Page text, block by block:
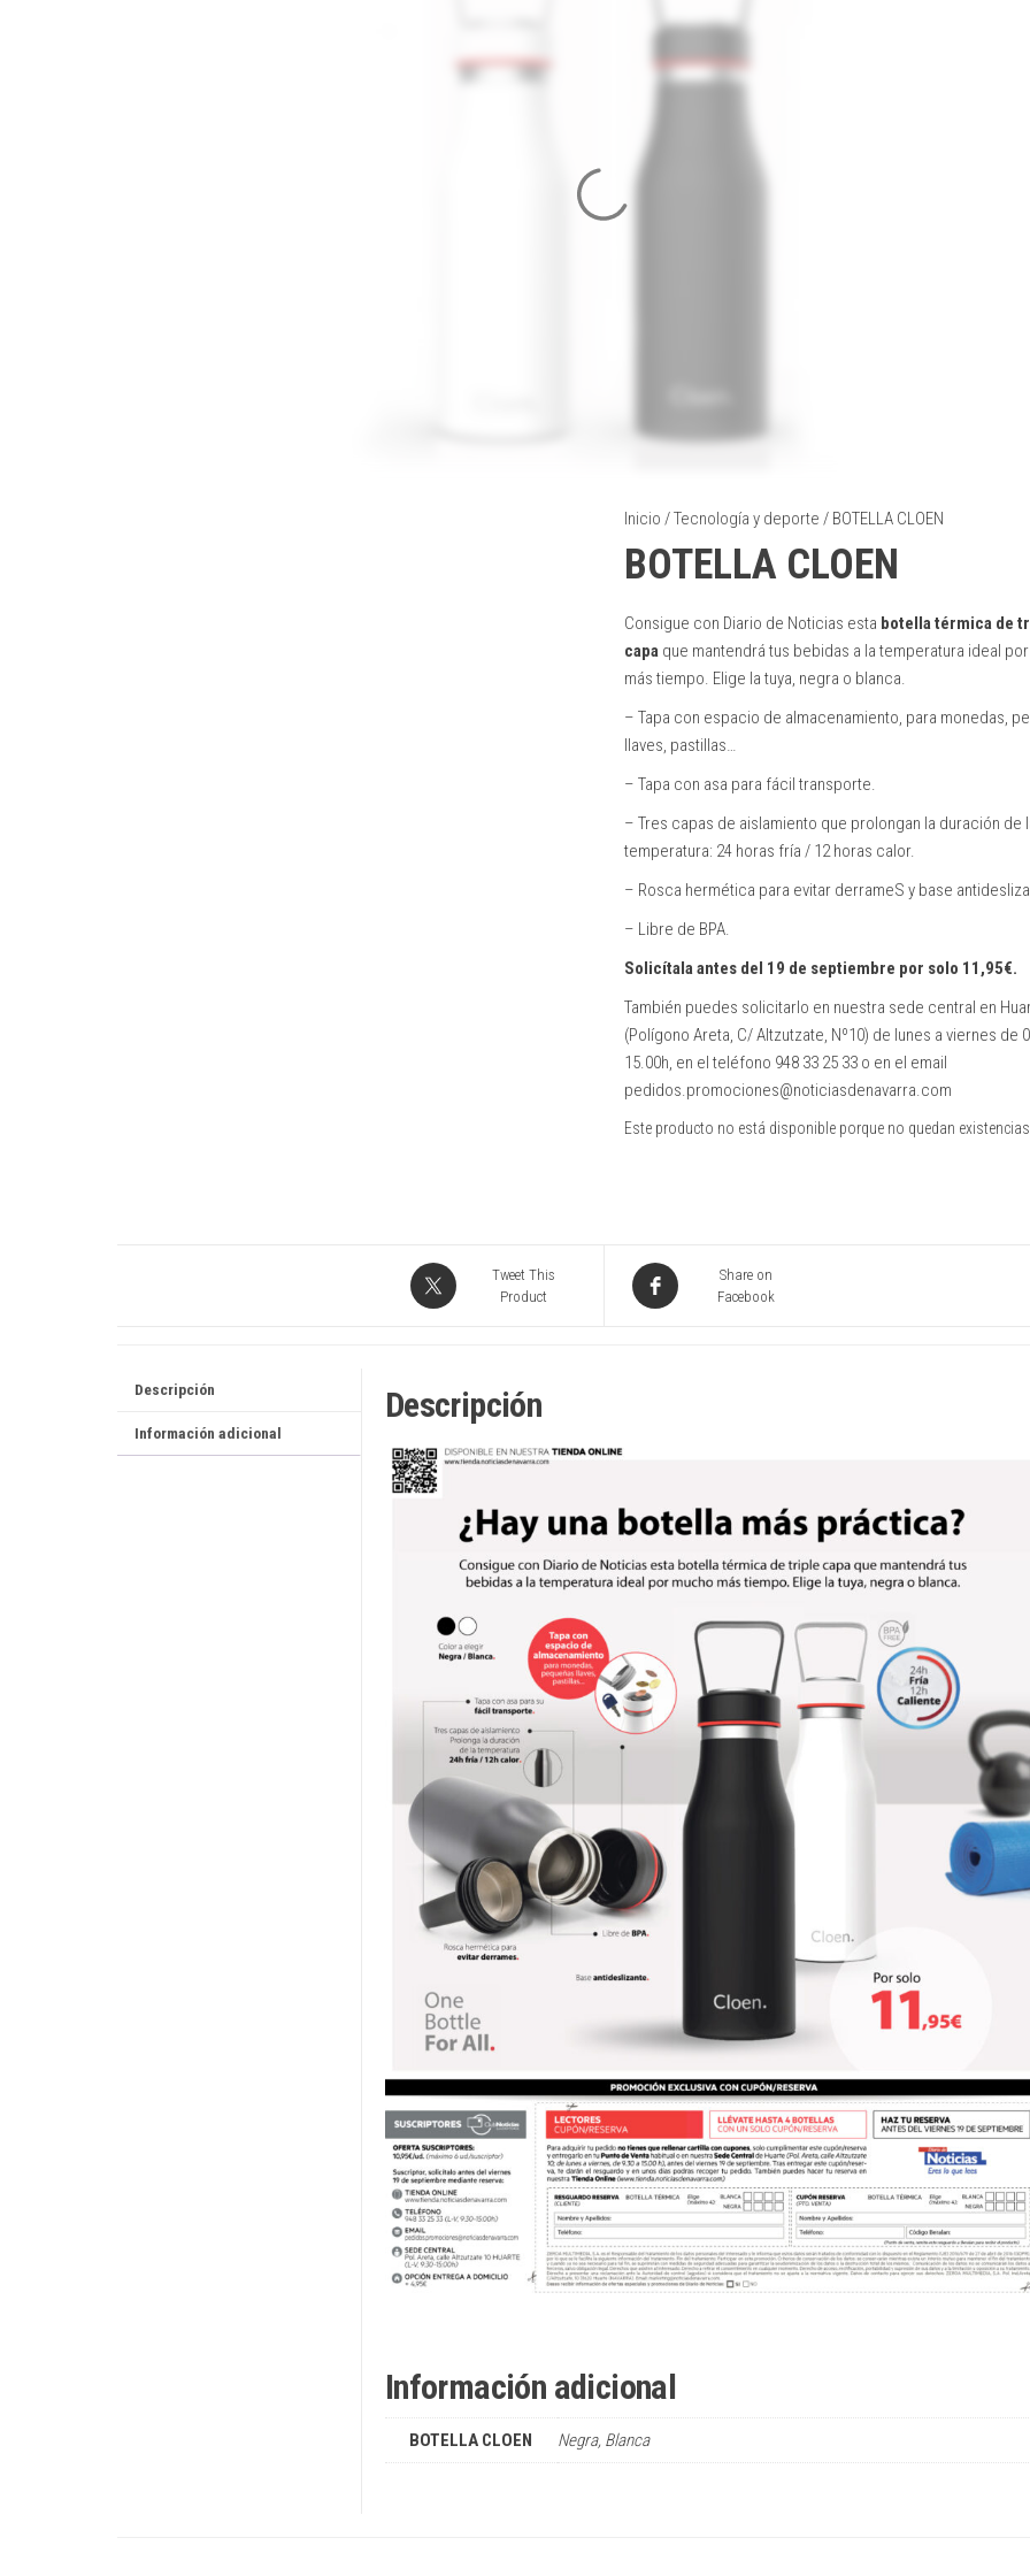
Inicio /Tecnología y deporte / BOTELLA CLOEN
BOTELLA CLOEN
Consigue con Diario de Noticias esta botella térmica de
capaque mantendrá tus bebidas a la temperatura ideal
más tiempo. Elige la tuya, negra o blanca.
– Tapa con espacio de almacenamiento, para monedas,
llaves, pastillas…
– Tapa con asa para fácil transporte.
– Tres capas de aislamiento que prolongan la duración de
temperatura: 24 horas fría / 12 horas calor.
– Rosca hermética para evitar derrameS y base
– Libre de BPA.
Solicítala antes del 19 de septiembre por solo 11,95€.
También puedes solicitarlo en nuestra sede central en
(Polígono Areta, C/ Altzutzate, Nº10) de lunes a viernes de
15.00h, en el teléfono 948 33 25 33 o en el email
pedidos.promociones@noticiasdenavarra.com
Este producto no está disponible porque no quedan existencias.
Tweet This
Product
Share on
Facebook
Descripción
Información adicional
Descripción
Información adicional
BOTELLA CLOEN Negra, Blanca